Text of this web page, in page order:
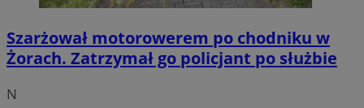
Szarżował motorowerem po chodniku w
Żorach. Zatrzymał go policjant po służbie
N